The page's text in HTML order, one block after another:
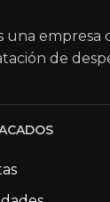
una empresa
de